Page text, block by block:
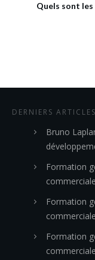
Quels sont
DERNIERS ARTICLES
Bruno
Formation
Formation
Formation